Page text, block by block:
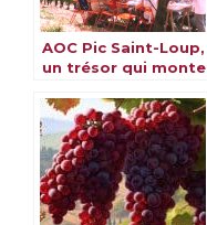
AOC Pic Saint-Loup,
un trésor qui monte